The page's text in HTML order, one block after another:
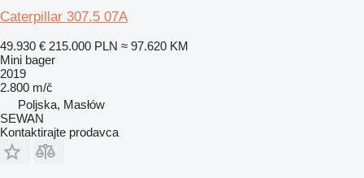
Caterpillar 307.5 07A
49.930 € 215.000 PLN ≈ 97.620 KM
Mini bager
2019
2.800 m/č
Poljska, Masłów
SEWAN
Kontaktirajte prodavca